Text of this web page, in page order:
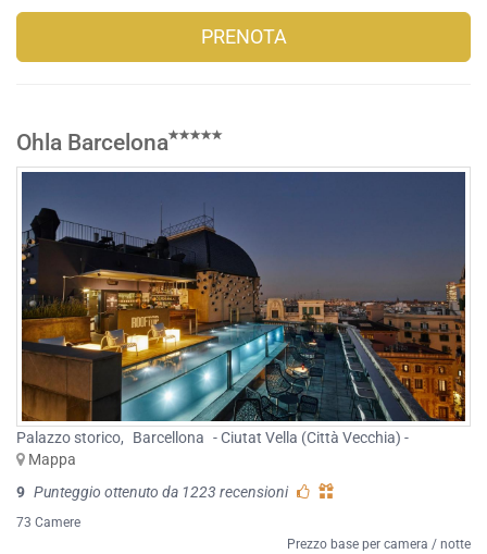
PRENOTA
Ohla Barcelona
Palazzo storico, Barcellona - Ciutat Vella (Città Vecchia) -
Mappa
9 Punteggio ottenuto da 1223 recensioni
73 Camere
Prezzo base per camera / notte